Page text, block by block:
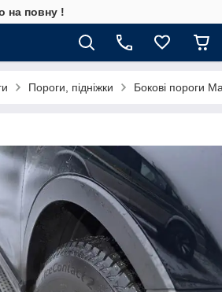
на повну !
Пороги, підніжки Бокові пороги